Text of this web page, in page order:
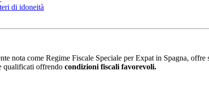
di idoneità
nota come Regime Fiscale Speciale per Expat in Spagna,
qualificati offrendo condizioni fiscali favorevoli.